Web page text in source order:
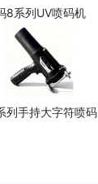
8系列UV喷码机
列手持大字符喷码